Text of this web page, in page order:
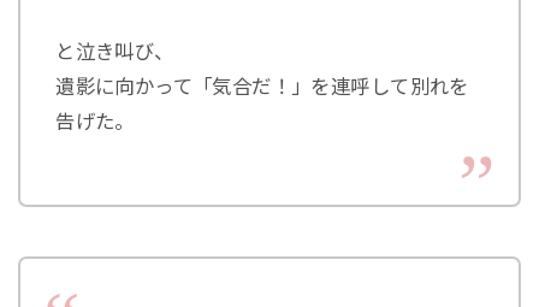
と泣き叫び、
遺影に向かって「気合だ！」を連呼して別れを
告げた。